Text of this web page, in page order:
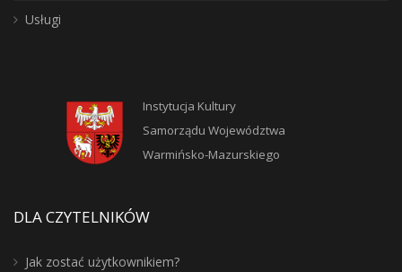
Usługi
Instytucja Kultury
Samorządu Województwa
Warmińsko-Mazurskiego
DLA CZYTELNIKÓW
Jak zostać użytkownikiem?